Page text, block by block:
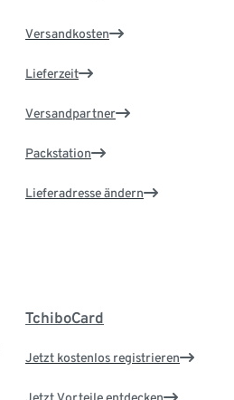
Versandkosten
Lieferzeit
Versandpartner
Packstation
Lieferadresse ändern
TchiboCard
Jetzt kostenlos registrieren